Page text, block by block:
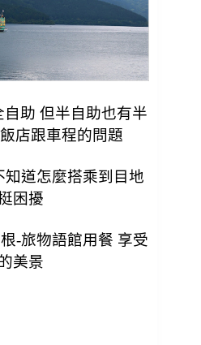
助 但半自助也有半
店跟車程的問題
道怎麼搭乘到目地
困擾
-旅物語館用餐 享受
美景